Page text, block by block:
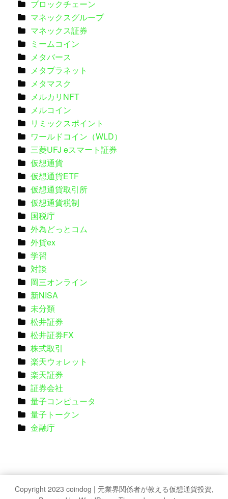
ブロックチェーン
マネックスグループ
マネックス証券
ミームコイン
メタバース
メタプラネット
メタマスク
メルカリNFT
メルコイン
リミックスポイント
ワールドコイン（WLD）
三菱UFJ eスマート証券
仮想通貨
仮想通貨ETF
仮想通貨取引所
仮想通貨税制
国税庁
外為どっとコム
外貨ex
学習
対談
岡三オンライン
新NISA
未分類
松井証券
松井証券FX
株式取引
楽天ウォレット
楽天証券
証券会社
量子コンピュータ
量子トークン
金融庁
Copyright 2023 coindog | 元業界関係者が教える仮想通貨投資,